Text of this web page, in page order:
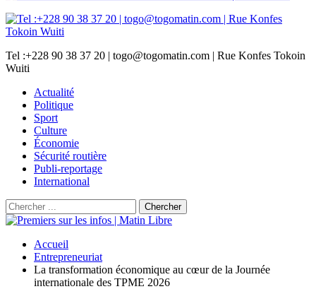
Tel :+228 90 38 37 20 | togo@togomatin.com | Rue Konfes Tokoin
Wuiti
Actualité
Politique
Sport
Culture
Économie
Sécurité routière
Publi-reportage
International
Accueil
Entrepreneuriat
La transformation économique au cœur de la Journée
internationale des TPME 2026